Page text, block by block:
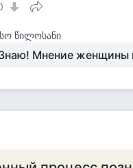
წილოსანი
Мнение женщины